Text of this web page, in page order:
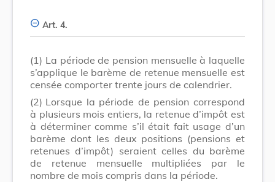
Art. 4.
(1) La période de pension mensuelle à laquelle
s’applique le barème de retenue mensuelle est
censée comporter trente jours de calendrier.
(2) Lorsque la période de pension correspond
à plusieurs mois entiers, la retenue d’impôt est
à déterminer comme s’il était fait usage d’un
barème dont les deux positions (pensions et
retenues d’impôt) seraient celles du barème
de retenue mensuelle multipliées par le
nombre de mois compris dans la période.